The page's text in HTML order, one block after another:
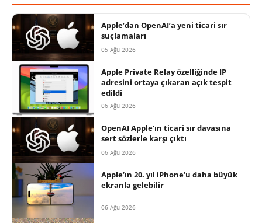
Apple’dan OpenAI’a yeni ticari sır
suçlamaları
05 Ağu 2026
Apple Private Relay özelliğinde IP
adresini ortaya çıkaran açık tespit
edildi
06 Ağu 2026
OpenAI Apple’ın ticari sır davasına
sert sözlerle karşı çıktı
06 Ağu 2026
Apple’ın 20. yıl iPhone’u daha büyük
ekranla gelebilir
06 Ağu 2026